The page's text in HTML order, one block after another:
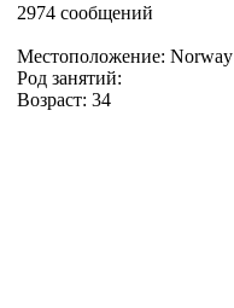
2974 сообщений
Местоположение: Norway
Род занятий:
Возраст: 34